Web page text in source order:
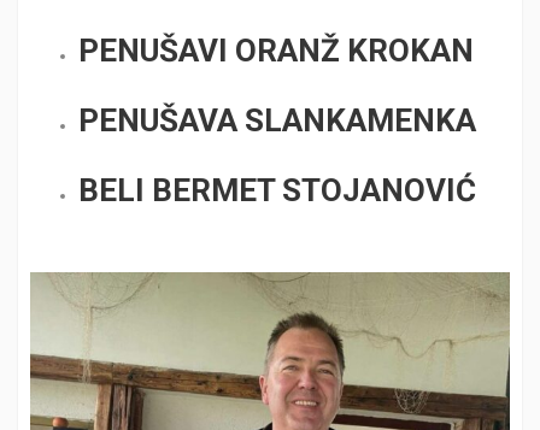
PENUŠAVI ORANŽ KROKAN
PENUŠAVA SLANKAMENKA
BELI BERMET STOJANOVIĆ